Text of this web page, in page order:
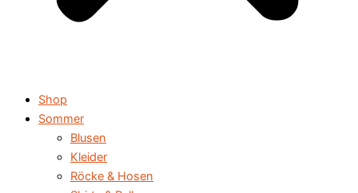
Shop
Sommer
Blusen
Kleider
Röcke & Hosen